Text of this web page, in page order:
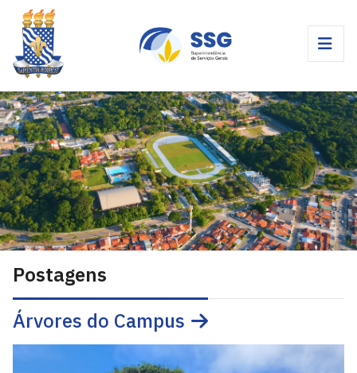
Postagens
Árvores do Campus